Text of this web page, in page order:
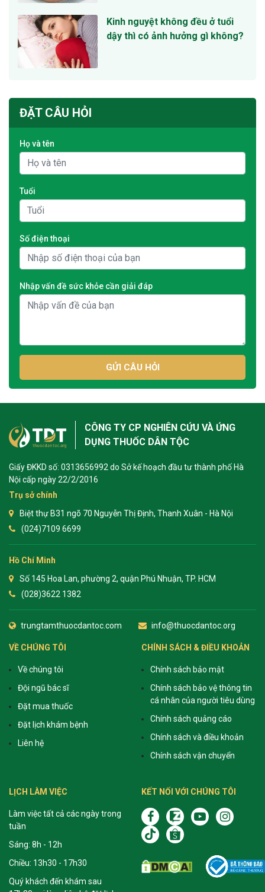
Kinh nguyệt không đều ở tuổi
dậy thì có ảnh hưởng gì không?
ĐẶT CÂU HỎI
Họ và tên
Tuổi
Số điện thoại
Nhập vấn đề sức khỏe cần giải đáp
GỬI CÂU HỎI
CÔNG TY CP NGHIÊN CỨU VÀ ỨNG
DỤNG THUỐC DÂN TỘC
Giấy ĐKKD số: 0313656992 do Sở kế hoạch đầu tư thành phố Hà
Nội cấp ngày 22/2/2016
Trụ sở chính
Biệt thự B31 ngõ 70 Nguyễn Thị Định, Thanh Xuân - Hà Nội
(024)7109 6699
Hồ Chí Minh
Số 145 Hoa Lan, phường 2, quận Phú Nhuận, TP. HCM
(028)3622 1382
trungtamthuocdantoc.com info@thuocdantoc.org
VỀ CHÚNG TÔI
Về chúng tôi
Đội ngũ bác sĩ
Đặt mua thuốc
Đặt lịch khám bệnh
Liên hệ
CHÍNH SÁCH & ĐIỀU KHOẢN
Chính sách bảo mật
Chính sách bảo vệ thông tin
cá nhân của người tiêu dùng
Chính sách quảng cáo
Chính sách và điều khoản
Chính sách vận chuyển
LỊCH LÀM VIỆC
Làm việc tất cả các ngày trong
tuần
Sáng: 8h - 12h
Chiều: 13h30 - 17h30
Quý khách đến khám sau
KẾT NỐI VỚI CHÚNG TÔI